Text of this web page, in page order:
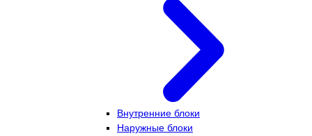
Внутренние блоки
Наружные блоки